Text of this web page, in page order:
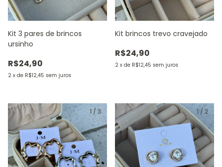
Kit 3 pares de brincos
ursinho
R$24,90
2 x de R$12,45 sem juros
Kit brincos trevo cravejado
R$24,90
2 x de R$12,45 sem juros
1/ 3 1 / 2